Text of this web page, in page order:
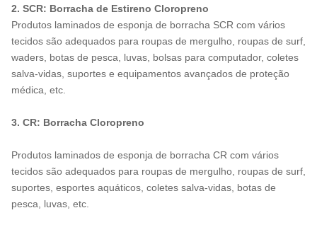
2. SCR: Borracha de Estireno Cloropreno
Produtos laminados de esponja de borracha SCR com vários
tecidos são adequados para roupas de mergulho, roupas de surf,
waders, botas de pesca, luvas, bolsas para computador, coletes
salva-vidas, suportes e equipamentos avançados de proteção
médica, etc.
3. CR: Borracha Cloropreno
Produtos laminados de esponja de borracha CR com vários
tecidos são adequados para roupas de mergulho, roupas de surf,
suportes, esportes aquáticos, coletes salva-vidas, botas de
pesca, luvas, etc.